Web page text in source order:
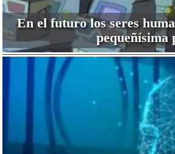
En el futuro los seres
pequeñísima